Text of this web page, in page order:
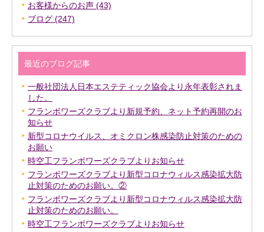
お客様からのお声 (43)
ブログ (247)
最近のブログ記事
一般社団法人日本エステティック協会より永年表彰されま
した。
フランボワーズクラブより新規予約、ネット予約再開のお
知らせ
新型コロナウイルス、オミクロン株感染防止対策のための
お願い
時空工フランボワーズクラブよりお知らせ
フランボワーズクラブより新型コロナウィルス感染拡大防
止対策のためのお願い。②
フランボワーズクラブより新型コロナウィルス感染拡大防
止対策のためのお願い。
時空工フランボワーズクラブよりお知らせ